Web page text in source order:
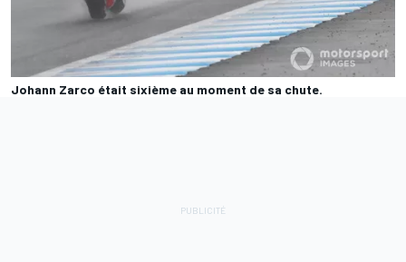
Johann Zarco était sixième au moment de sa chute.